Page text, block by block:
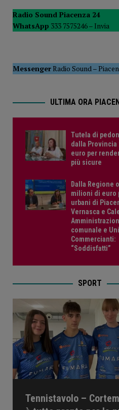
POLITICA
[ 5 Agosto 2026 ]
Radio Sound Piacenza 24
WhatsApp 333 7575246 – Invia
MessengerRadio Sound–
ULTIMA ORA
Tutela di
dalla Provincia
euro per
più sicure
Dalla Regione
milioni di euro
urbani di
Vernasca e
comunale e
Commercianti:
“Soddisfatti”
SPORT
Tennistavolo –